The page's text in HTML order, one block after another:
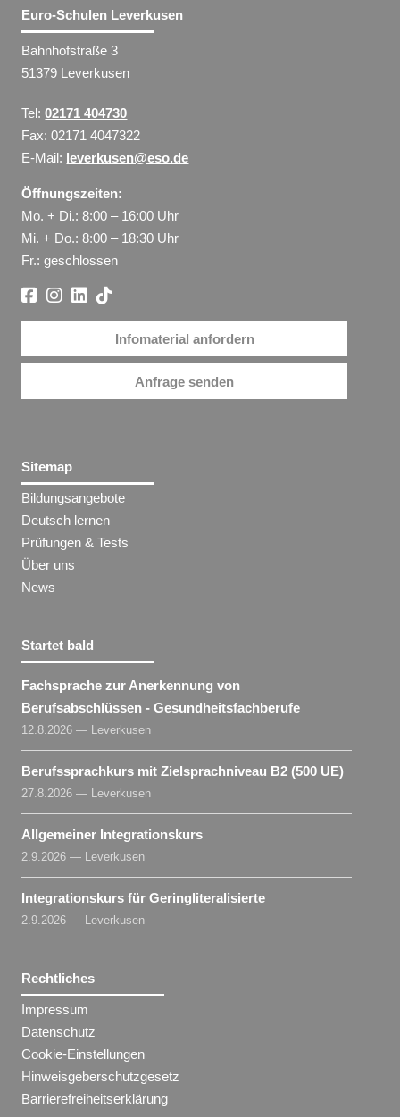
Euro-Schulen Leverkusen
Bahnhofstraße 3
51379 Leverkusen
Tel:02171 404730
Fax: 02171 4047322
E-Mail: leverkusen@eso.de
Öffnungszeiten:
Mo. + Di.: 8:00 – 16:00 Uhr
Mi. + Do.: 8:00 – 18:30 Uhr
Fr.: geschlossen
Infomaterial anfordern
Anfrage senden
Sitemap
Bildungsangebote
Deutsch lernen
Prüfungen & Tests
Über uns
News
Startet bald
Fachsprache zur Anerkennung von
Berufsabschlüssen - Gesundheitsfachberufe
12.8.2026 — Leverkusen
Berufssprachkurs mit Zielsprachniveau B2 (500 UE)
27.8.2026 — Leverkusen
Allgemeiner Integrationskurs
2.9.2026 — Leverkusen
Integrationskurs für Geringliteralisierte
2.9.2026 — Leverkusen
Rechtliches
Impressum
Datenschutz
Cookie-Einstellungen
Hinweisgeberschutzgesetz
Barrierefreiheitserklärung